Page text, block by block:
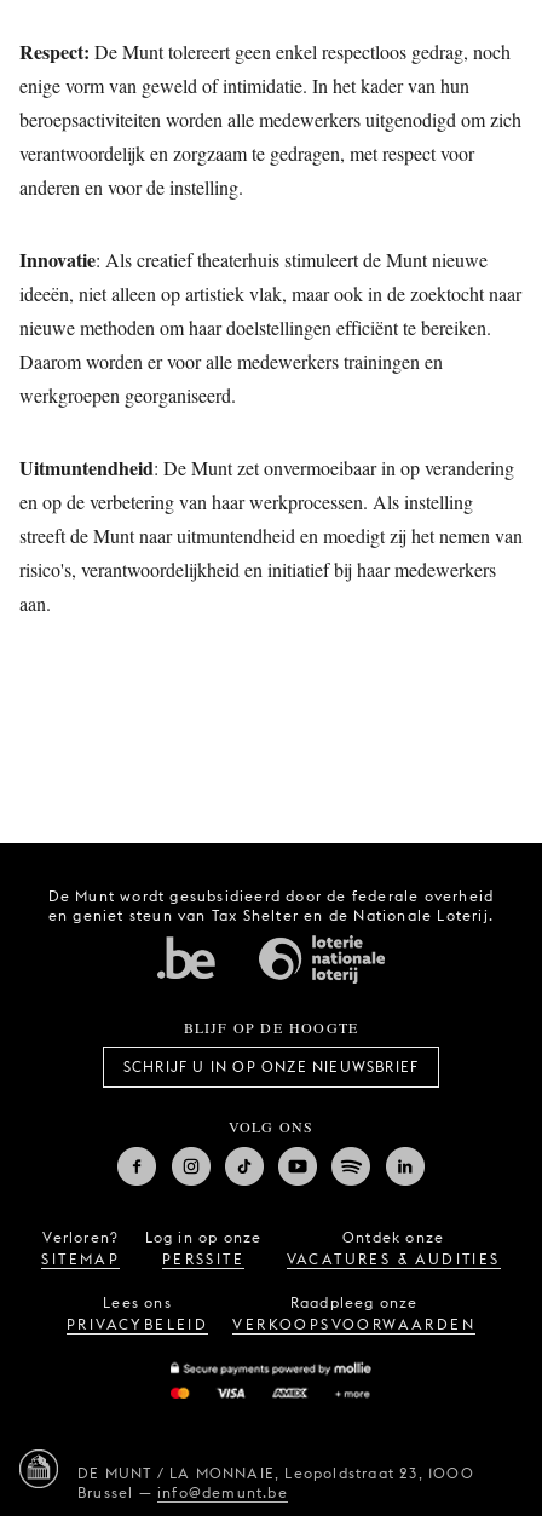
Respect: De Munt tolereert geen enkel respectloos gedrag, noch
enige vorm van geweld of intimidatie. In het kader van hun
beroepsactiviteiten worden alle medewerkers uitgenodigd om zich
verantwoordelijk en zorgzaam te gedragen, met respect voor
anderen en voor de instelling.
Innovatie: Als creatief theaterhuis stimuleert de Munt nieuwe
ideeën, niet alleen op artistiek vlak, maar ook in de zoektocht naar
nieuwe methoden om haar doelstellingen efficiënt te bereiken.
Daarom worden er voor alle medewerkers trainingen en
werkgroepen georganiseerd.
Uitmuntendheid: De Munt zet onvermoeibaar in op verandering
en op de verbetering van haar werkprocessen. Als instelling
streeft de Munt naar uitmuntendheid en moedigt zij het nemen van
risico's, verantwoordelijkheid en initiatief bij haar medewerkers
aan.
De Munt wordt gesubsidieerd door de federale overheid
en geniet steun van Tax Shelter en de Nationale Loterij.
BLIJF OP DE HOOGTE
SCHRIJF U IN OP ONZE NIEUWSBRIEF
VOLG ONS
Verloren?
SITEMAP
Log in op onze
PERSSITE
Ontdek onze
VACATURES & AUDITIES
Lees ons
PRIVACYBELEID
Raadpleeg onze
VERKOOPSVOORWAARDEN
DE MUNT / LA MONNAIE, Leopoldstraat 23, 1000
Brussel —info@demunt.be